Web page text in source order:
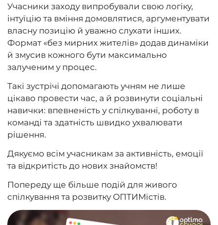
Учасники заходу випробували свою логіку,
інтуїцію та вміння домовлятися, аргументувати
власну позицію й уважно слухати інших.
Формат «без мирних жителів» додав динаміки
й змусив кожного бути максимально
залученим у процес.
Такі зустрічі допомагають учням не лише
цікаво провести час, а й розвинути соціальні
навички: впевненість у спілкуванні, роботу в
команді та здатність швидко ухвалювати
рішення.
Дякуємо всім учасникам за активність, емоції
та відкритість до нових знайомств!
Попереду ще більше подій для живого
спілкування та розвитку ОПТИМістів.